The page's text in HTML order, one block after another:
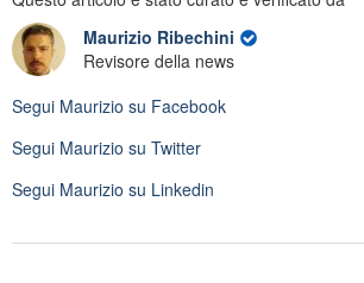
Maurizio Ribechini
Revisore della news
Segui Maurizio su Facebook
Segui Maurizio su Twitter
Segui Maurizio su Linkedin